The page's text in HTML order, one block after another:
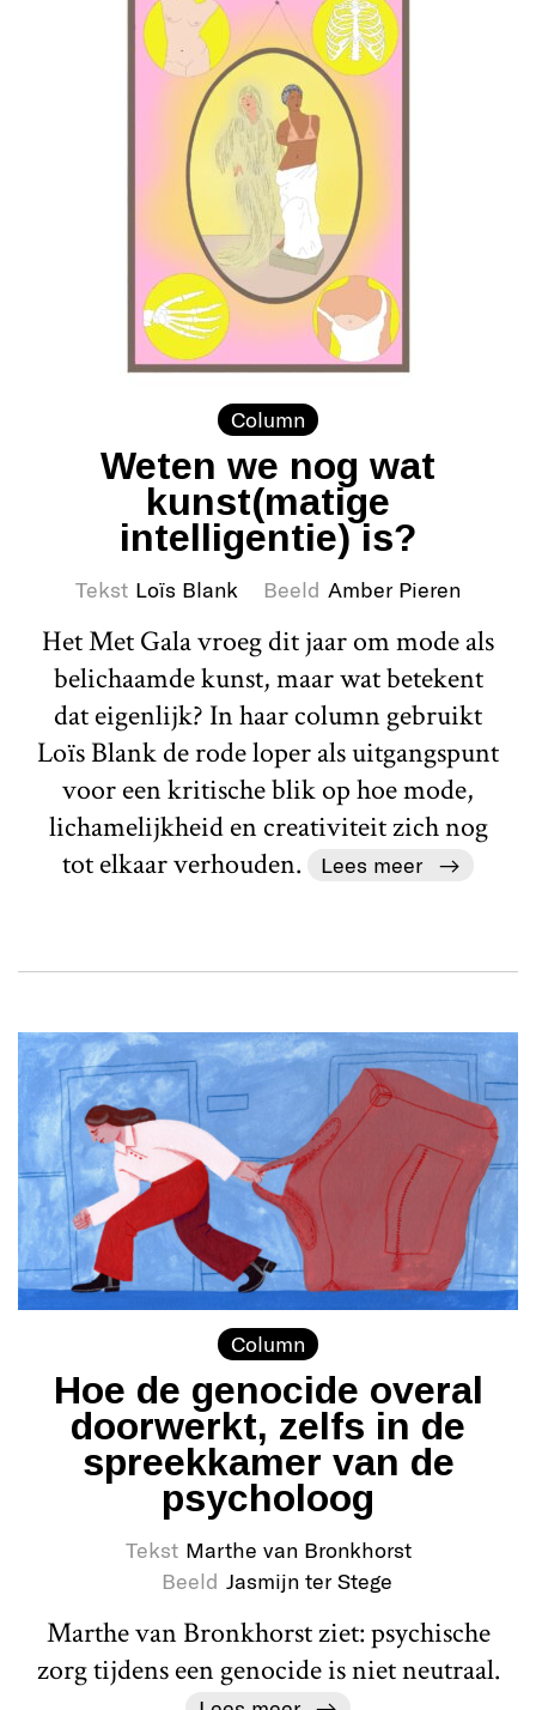
Column
Weten we nog wat
kunst(matige
intelligentie) is?
Tekst Loïs Blank Beeld Amber Pieren
Het Met Gala vroeg dit jaar om mode als
belichaamde kunst, maar wat betekent
dat eigenlijk? In haar column gebruikt
Loïs Blank de rode loper als uitgangspunt
voor een kritische blik op hoe mode,
lichamelijkheid en creativiteit zich nog
tot elkaar verhouden.
Lees meer
Column
Hoe de genocide overal
doorwerkt, zelfs in de
spreekkamer van de
psycholoog
Tekst Marthe van Bronkhorst
Beeld Jasmijn ter Stege
Marthe van Bronkhorst ziet: psychische
zorg tijdens een genocide is niet neutraal.